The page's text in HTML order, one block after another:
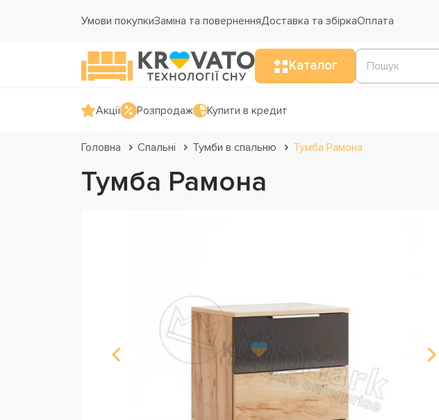
Умови покупкиЗаміна та поверненняДоставка та збіркаОплата
Каталог
Акції Розпродаж Купити в кредит
Головна Спальні Тумби в спальню Тумба Рамона
Тумба Рамона